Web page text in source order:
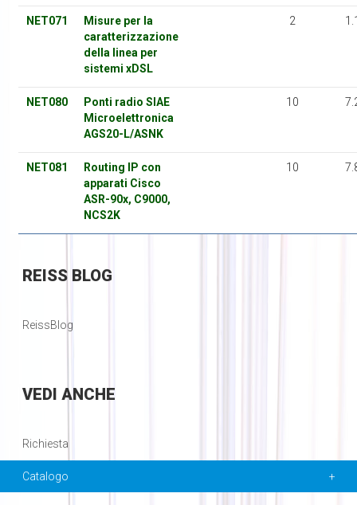
NET071
Misure per la
caratterizzazione
della linea per
sistemi xDSL
2
NET080
Ponti radio SIAE
Microelettronica
AGS20-L/ASNK
10
NET081
Routing IP con
apparati Cisco
ASR-90x, C9000,
NCS2K
10
REISSBLOG
ReissBlog
VEDI ANCHE
Richiesta
Catalogo